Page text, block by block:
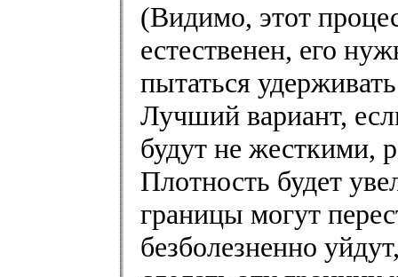
(Видимо, этот
естественен, его
пытаться
Лучший вариант,
будут не жесткими,
Плотность будет
границы могут
безболезненно